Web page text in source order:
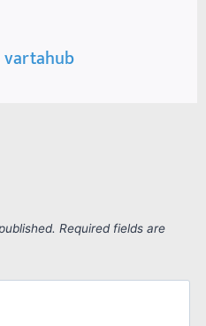
vartahub
Required fields are